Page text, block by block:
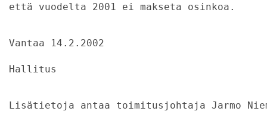
että vuodelta 2001 ei makseta osinkoa.
Vantaa 14.2.2002
Hallitus
Lisätietoja antaa toimitusjohtaja Jarmo